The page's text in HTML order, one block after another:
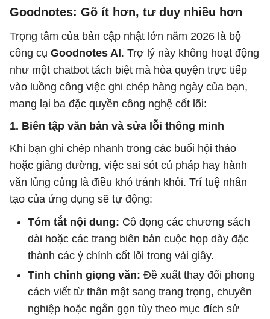
Goodnotes: Gõ ít hơn, tư duy nhiều hơn
Trọng tâm của bản cập nhật lớn năm 2026 là bộ
công cụ Goodnotes AI. Trợ lý này không hoạt động
như một chatbot tách biệt mà hòa quyện trực tiếp
vào luồng công việc ghi chép hàng ngày của bạn,
mang lại ba đặc quyền công nghệ cốt lõi:
1. Biên tập văn bản và sửa lỗi thông minh
Khi bạn ghi chép nhanh trong các buổi hội thảo
hoặc giảng đường, việc sai sót cú pháp hay hành
văn lủng củng là điều khó tránh khỏi. Trí tuệ nhân
tạo của ứng dụng sẽ tự động:
Tóm tắt nội dung: Cô đọng các chương sách
dài hoặc các trang biên bản cuộc họp dày đặc
thành các ý chính cốt lõi trong vài giây.
Tinh chỉnh giọng văn: Đề xuất thay đổi phong
cách viết từ thân mật sang trang trọng, chuyên
nghiệp hoặc ngắn gọn tùy theo mục đích sử